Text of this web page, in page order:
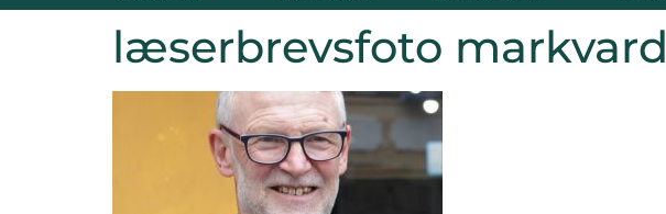
læserbrevsfoto markvard